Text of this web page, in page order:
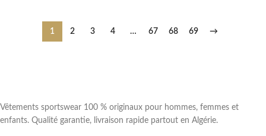
1 2 3 4 … 67 68 69 →
Vêtements sportswear 100 % originaux pour hommes, femmes et
enfants. Qualité garantie, livraison rapide partout en Algérie.